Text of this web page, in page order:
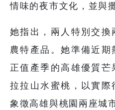
情味的夜市文化，並與
她指出，兩人特別交換
農特產品。她準備近期
正值產季的高雄優質芒
拉拉山水蜜桃，以實
象徵高雄與桃園兩座城